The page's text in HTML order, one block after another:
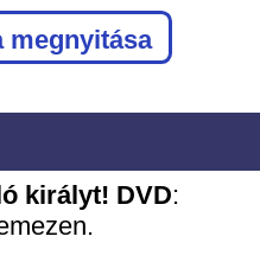
megnyitása
királyt! DVD: